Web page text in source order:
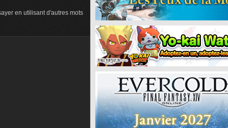
en utilisant d'autres mots